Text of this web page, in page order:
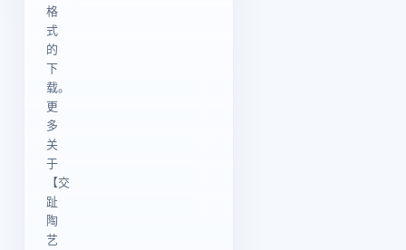
格
式
的
下
载。
更
多
关
于
【交
趾
陶
艺